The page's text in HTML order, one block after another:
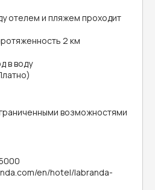
отелем и пляжем проходит
2 км
в воду
возможностями
en/hotel/labranda-